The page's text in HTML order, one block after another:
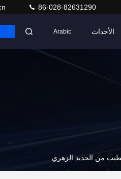
86-028-82631290
الأحداث Arabic